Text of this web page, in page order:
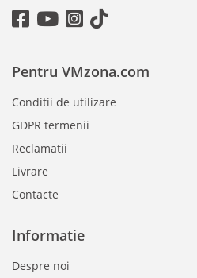
Informatie
Despre noi
Pentru VMzona.com
Conditii de utilizare
GDPR termenii
Reclamatii
Livrare
Contacte